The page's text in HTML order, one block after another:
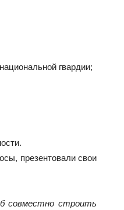
гвардии;
презентовали свои
совместно строить